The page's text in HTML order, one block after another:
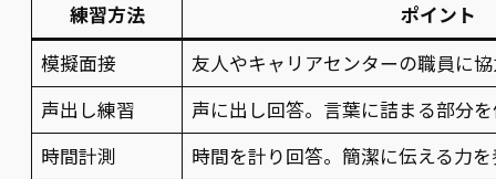
練習方法
ポイント
模擬面接
友人やキャリアセンターの職員に
声出し練習
声に出し回答。言葉に詰まる部分
時間計測
時間を計り回答。簡潔に伝える力